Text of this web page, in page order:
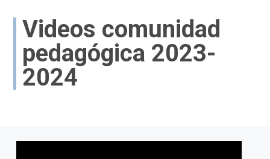
Videos comunidad
pedagógica 2023-
2024